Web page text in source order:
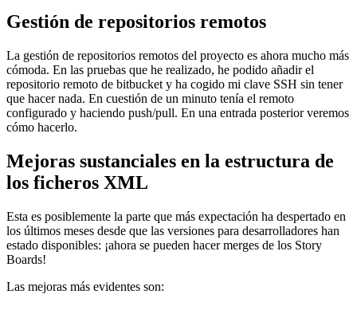
Gestión de repositorios remotos
La gestión de repositorios remotos del proyecto es ahora mucho más
cómoda. En las pruebas que he realizado, he podido añadir el
repositorio remoto de bitbucket y ha cogido mi clave SSH sin tener
que hacer nada. En cuestión de un minuto tenía el remoto
configurado y haciendo push/pull. En una entrada posterior veremos
cómo hacerlo.
Mejoras sustanciales en la estructura de
los ficheros XML
Esta es posiblemente la parte que más expectación ha despertado en
los últimos meses desde que las versiones para desarrolladores han
estado disponibles: ¡ahora se pueden hacer merges de los Story
Boards!
Las mejoras más evidentes son: